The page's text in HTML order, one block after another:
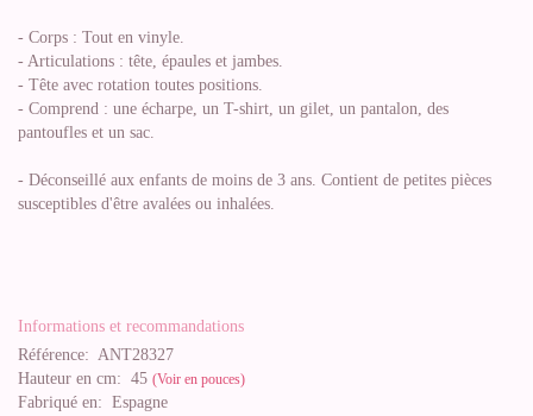
- Corps : Tout en vinyle.
- Articulations : tête, épaules et jambes.
- Tête avec rotation toutes positions.
- Comprend : une écharpe, un T-shirt, un gilet, un pantalon, des
pantoufles et un sac.
- Déconseillé aux enfants de moins de 3 ans. Contient de petites pièces
susceptibles d'être avalées ou inhalées.
Informations et recommandations
Référence: ANT28327
Hauteur en cm: 45 (Voir en pouces)
Fabriqué en: Espagne